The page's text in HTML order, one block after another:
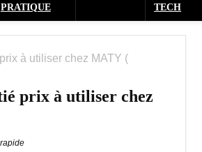
PRATIQUE
TECH
à utiliser chez MATY (
prix à utiliser chez
rapide